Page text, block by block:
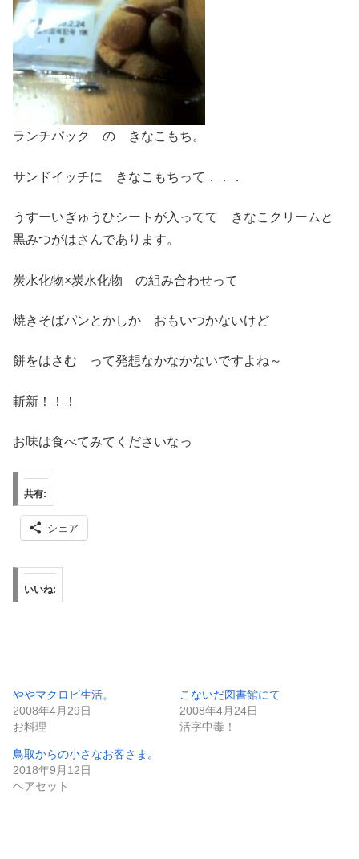
ランチパック の きなこもち。
サンドイッチに きなこもちって．．．
うすーいぎゅうひシートが入ってて きなこクリームと
黒みつがはさんであります。
炭水化物×炭水化物 の組み合わせって
焼きそばパンとかしか おもいつかないけど
餅をはさむ って発想なかなかないですよね～
斬新！！！
お味は食べてみてくださいなっ
共有:
シェア
いいね:
ややマクロビ生活。
2008年4月29日
お料理
こないだ図書館にて
2008年4月24日
活字中毒！
鳥取からの小さなお客さま。
2018年9月12日
ヘアセット